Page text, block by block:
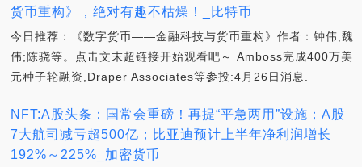
货币重构》，绝对有趣不枯燥！_比特币
今日推荐：《数字货币——金融科技与货币重构》作者：钟伟;魏
伟;陈骁等。点击文末超链接开始观看吧～ Amboss完成400万美
元种子轮融资,Draper Associates等参投:4月26日消息.
NFT:A股头条：国常会重磅！再提“平急两用”设施；A股
7大航司减亏超500亿；比亚迪预计上半年净利润增长
192%～225%_加密货币